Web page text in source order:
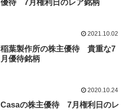
優待 7月権利日のレア銘柄
2021.10.02
稲葉製作所の株主優待 貴重な7
月優待銘柄
2020.10.24
Casaの株主優待 7月権利日のレ